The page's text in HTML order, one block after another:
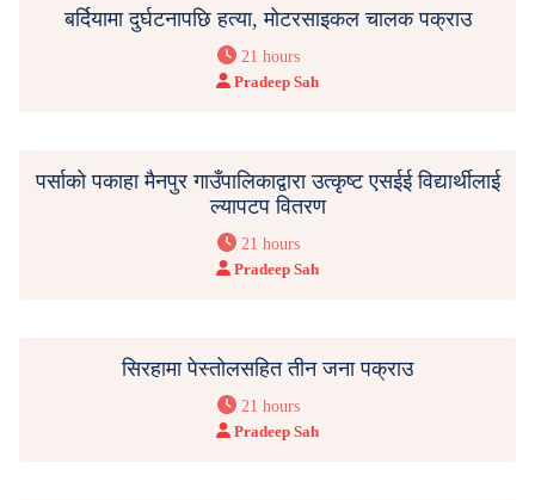
बर्दियामा दुर्घटनापछि हत्या, मोटरसाइकल चालक पक्राउ
21 hours
Pradeep Sah
पर्साको पकाहा मैनपुर गाउँपालिकाद्वारा उत्कृष्ट एसईई विद्यार्थीलाई
ल्यापटप वितरण
21 hours
Pradeep Sah
सिरहामा पेस्तोलसहित तीन जना पक्राउ
21 hours
Pradeep Sah